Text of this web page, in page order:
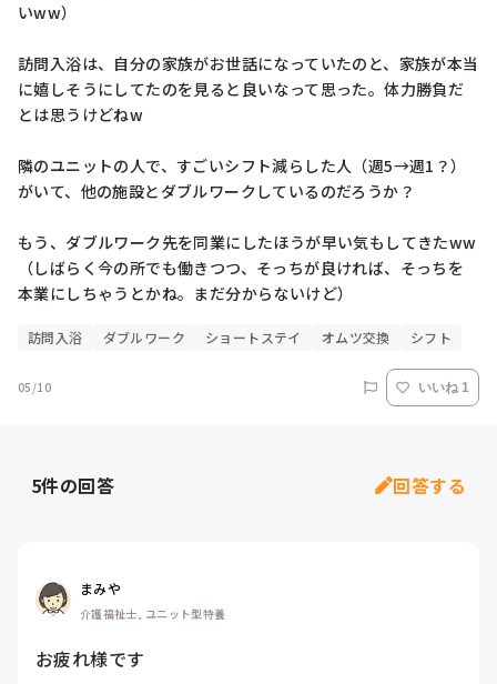
いww）
訪問入浴は、自分の家族がお世話になっていたのと、家族が本当
に嬉しそうにしてたのを見ると良いなって思った。体力勝負だ
とは思うけどねw
隣のユニットの人で、すごいシフト減らした人（週5→週1？）
がいて、他の施設とダブルワークしているのだろうか？
もう、ダブルワーク先を同業にしたほうが早い気もしてきたww
（しばらく今の所でも働きつつ、そっちが良ければ、そっちを
本業にしちゃうとかね。まだ分からないけど）
訪問入浴 ダブルワーク ショートステイ オムツ交換 シフト
05/10 いいね 1
5件の回答 回答する
まみや
介護福祉士, ユニット型特養
お疲れ様です